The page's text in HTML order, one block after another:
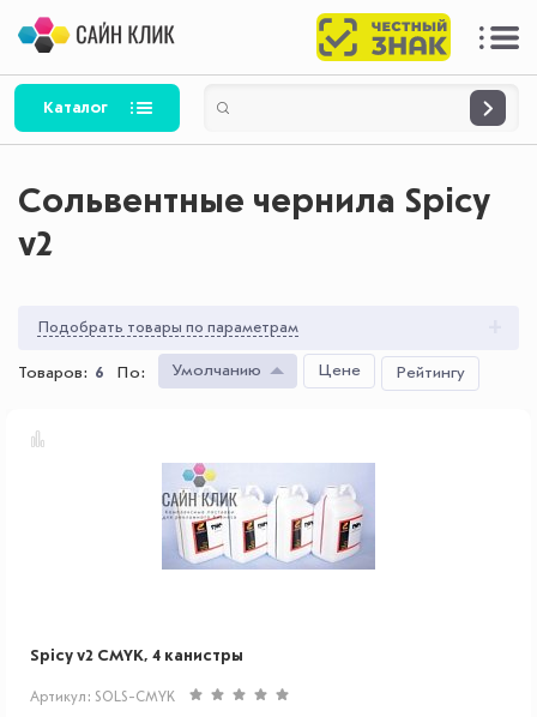
Каталог
Сольвентные чернила Spicy
v2
Подобрать товары по параметрам
Товаров: 6 По: Умолчанию Цене Рейтингу
Spicy v2 CMYK, 4 канистры
Артикул: SOLS-CMYK